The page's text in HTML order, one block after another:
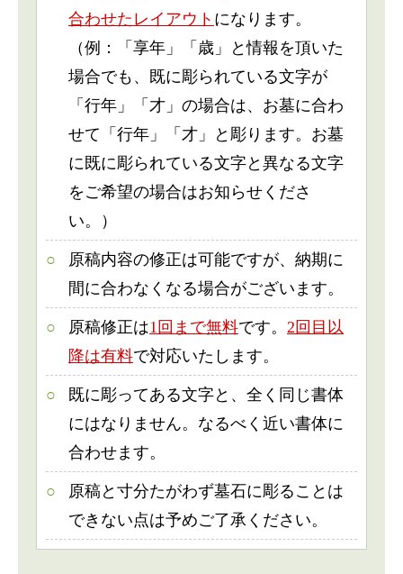
合わせたレイアウト になります。
（例：「享年」「歳」と情報を頂いた
場合でも、既に彫られている文字が
「行年」「才」の場合は、お墓に合わ
せて「行年」「才」と彫ります。お墓
に既に彫られている文字と異なる文字
をご希望の場合はお知らせくださ
い。）
原稿内容の修正は可能ですが、納期に
間に合わなくなる場合がございます。
原稿修正は1回まで無料です。 2回目以
降は有料で対応いたします。
既に彫ってある文字と、全く同じ書体
にはなりません。なるべく近い書体に
合わせます。
原稿と寸分たがわず墓石に彫ることは
できない点は予めご了承ください。